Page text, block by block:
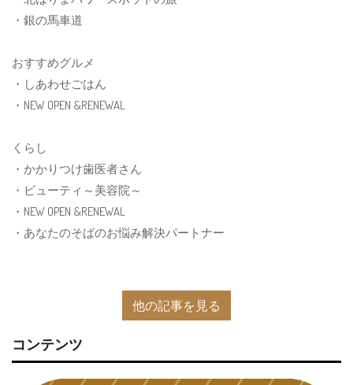
・銀の馬車道
おすすめグルメ
・しあわせごはん
・NEW OPEN &RENEWAL
くらし
・かかりつけ歯医者さん
・ビューティ～美容院～
・NEW OPEN &RENEWAL
・あなたのそばのお悩み解決パートナー
他の記事を見る
コンテンツ